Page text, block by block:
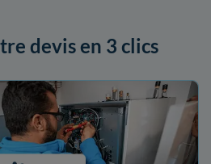
devis en 3 clics